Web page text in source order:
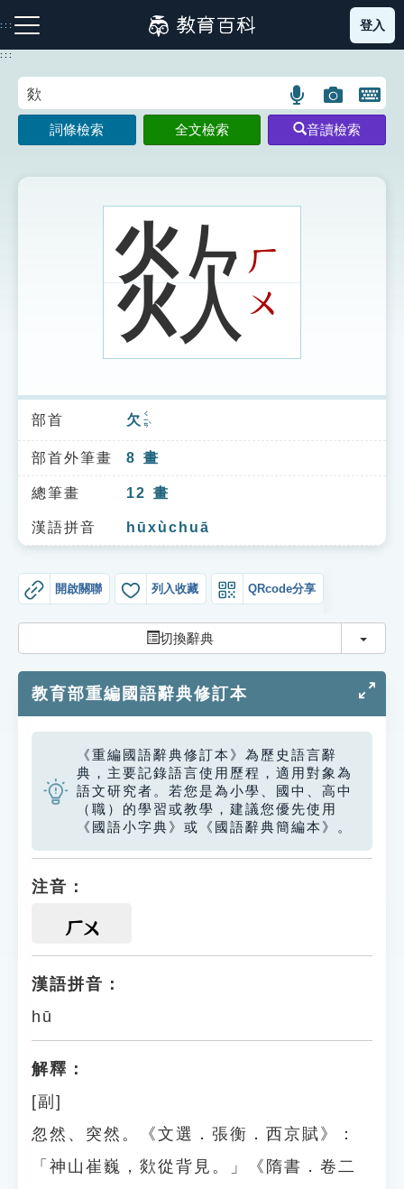
到
主
:::
注音索引圖示 筆畫索引圖示 部首索引表圖示
索引選單
知識索引
單字索引
生命大百科索引
遊戲專區
教學應用
貓頭鷹博士
登入
:::
語
言
搜
示
圖
片
搜
開
鍵
圖
詞條檢索 全文檢索 音讀檢索
欻ㄏ
ㄨ
部首 欠 ㄑㄧㄢˋ
部首外筆畫 8 畫
總筆畫 12 畫
漢語拼音 hūxùchuā
開啟關聯 列入收藏 QRcode分享
切換辭典 切換
教育部重編國語辭典修訂本
《重編國語辭典修訂本》為歷史語言辭
典，主要記錄語言使用歷程，適用對象為
語文研究者。若您是為小學、國中、高中
（職）的學習或教學，建議您優先使用
《國語小字典》或《國語辭典簡編本》。
注音：
ㄏㄨ
漢語拼音：
hū
解釋：
[副]
忽然、突然。《文選．張衡．西京賦》：
「神山崔巍，欻從背見。」《隋書．卷二